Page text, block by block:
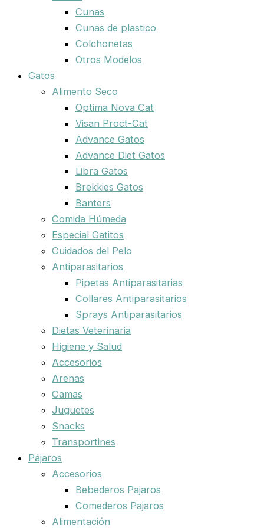
Cunas
Cunas de plastico
Colchonetas
Otros Modelos
Gatos
Alimento Seco
Optima Nova Cat
Visan Proct-Cat
Advance Gatos
Advance Diet Gatos
Libra Gatos
Brekkies Gatos
Banters
Comida Húmeda
Especial Gatitos
Cuidados del Pelo
Antiparasitarios
Pipetas Antiparasitarias
Collares Antiparasitarios
Sprays Antiparasitarios
Dietas Veterinaria
Higiene y Salud
Accesorios
Arenas
Camas
Juguetes
Snacks
Transportines
Pájaros
Accesorios
Bebederos Pajaros
Comederos Pajaros
Alimentación